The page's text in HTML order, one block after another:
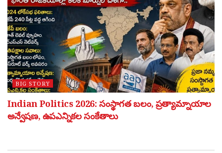
BIG STORY
Indian Politics 2026: సంస్థాగత బలం, ప్రత్యామ్నాయాల
అన్వేషణ, ఉపఎన్నికల సంకేతాలు